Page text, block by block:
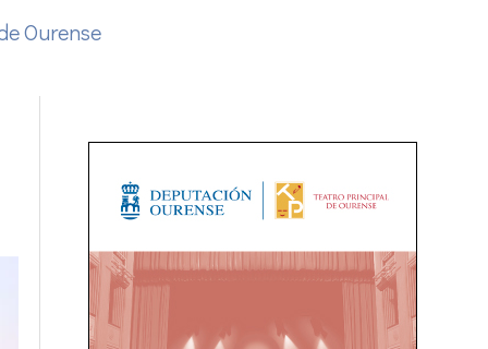
Ourense